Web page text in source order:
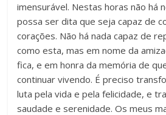
imensurável. Nestas horas não há
possa ser dita que seja capaz de
corações. Não há nada capaz de
como esta, mas em nome da
fica, e em honra da memória de
continuar vivendo. É preciso
luta pela vida e pela felicidade, e
saudade e serenidade. Os meus